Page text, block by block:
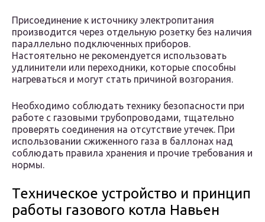
Присоединение к источнику электропитания
производится через отдельную розетку без наличия
параллельно подключенных приборов.
Настоятельно не рекомендуется использовать
удлинители или переходники, которые способны
нагреваться и могут стать причиной возгорания.
Необходимо соблюдать технику безопасности при
работе с газовыми трубопроводами, тщательно
проверять соединения на отсутствие утечек. При
использовании сжиженного газа в баллонах над
соблюдать правила хранения и прочие требования и
нормы.
Техническое устройство и принцип
работы газового котла Навьен